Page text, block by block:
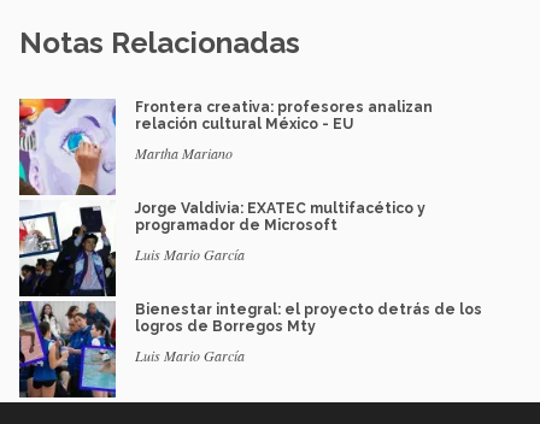
Notas Relacionadas
Frontera creativa: profesores analizan
relación cultural México - EU
Martha Mariano
Jorge Valdivia: EXATEC multifacético y
programador de Microsoft
Luis Mario García
Bienestar integral: el proyecto detrás de los
logros de Borregos Mty
Luis Mario García